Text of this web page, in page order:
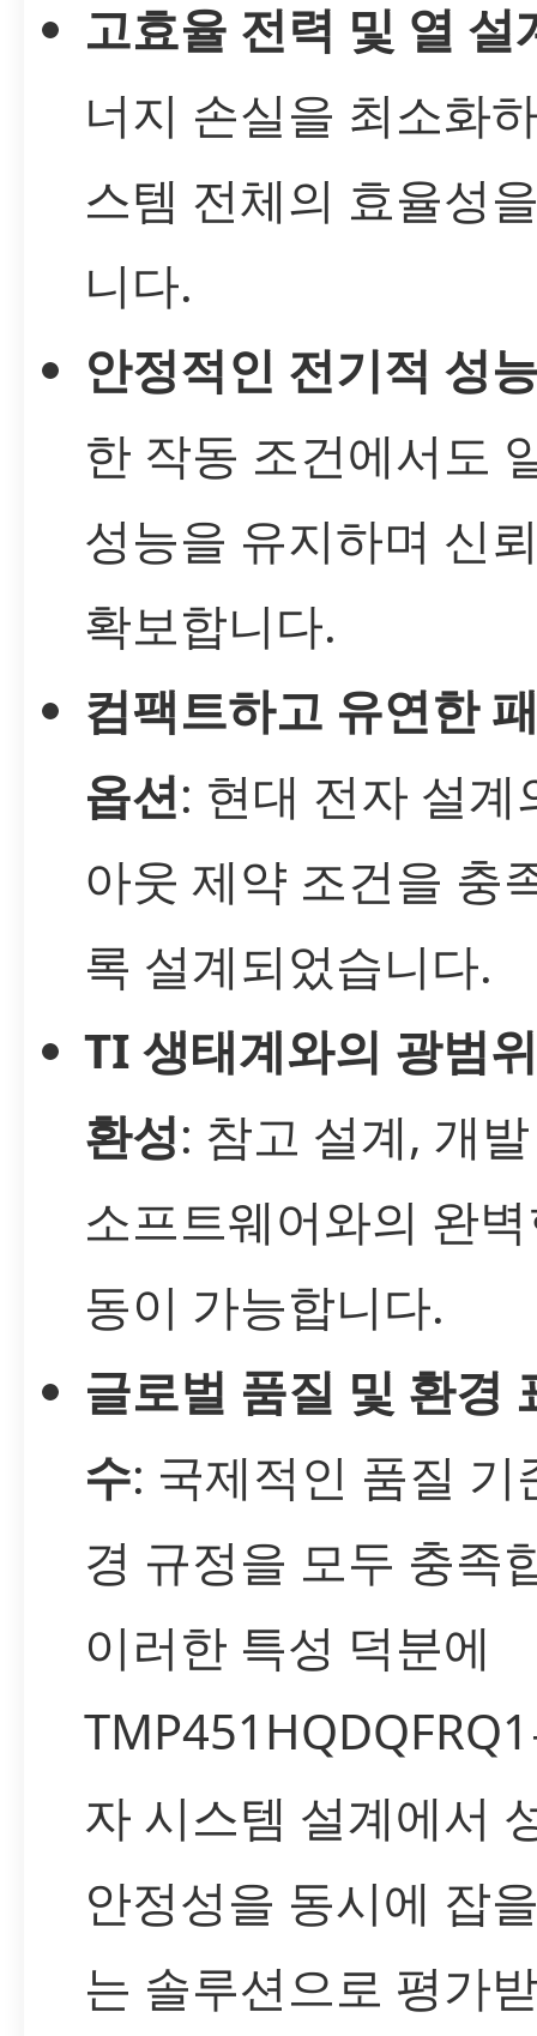
고효율 전력 및 열 설
너지 손실을 최소화
스템 전체의 효율성
니다.
안정적인 전기적 성
한 작동 조건에서도
성능을 유지하며 신
확보합니다.
컴팩트하고 유연한
옵션: 현대 전자 설계
아웃 제약 조건을 충
록 설계되었습니다.
TI 생태계와의 광범
환성: 참고 설계, 개
소프트웨어와의 완
동이 가능합니다.
글로벌 품질 및 환경
수: 국제적인 품질 기
경 규정을 모두 충족
이러한 특성 덕분에
자 시스템 설계에서
안정성을 동시에 잡
는 솔루션으로 평가